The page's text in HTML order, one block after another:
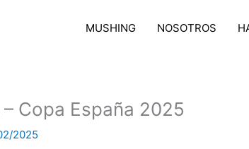
MUSHING NOSOTROS
Copa España 2025
2025